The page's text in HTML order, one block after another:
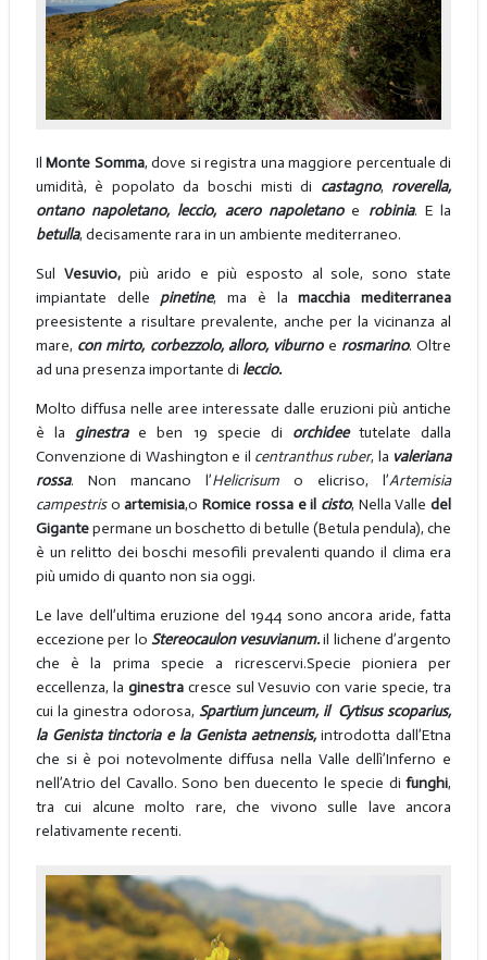
IlMonte Somma, dove si registra una maggiore percentuale di
umidità, è popolato da boschi misti di castagno, roverella,
ontano napoletano, leccio, acero napoletanoe robinia. E la
betulla, decisamente rara in un ambiente mediterraneo.
Sul Vesuvio, più arido e più esposto al sole, sono state
impiantate delle pinetine, ma è lamacchia mediterranea
preesistente a risultare prevalente, anche per la vicinanza al
mare, con mirto, corbezzolo, alloro, viburnoe rosmarino. Oltre
ad una presenza importante di leccio.
Molto diffusa nelle aree interessate dalle eruzioni più antiche
è la ginestrae ben 19 specie di orchidee tutelate dalla
Convenzione di Washington e il centranthus ruber, la valeriana
rossa. Non mancano l’Helicrisumo elicriso, l’Artemisia
campestrisoartemisia,oRomice rossa e il cisto, Nella Valledel
Gigantepermane un boschetto di betulle (Betula pendula), che
è un relitto dei boschi mesofili prevalenti quando il clima era
più umido di quanto non sia oggi.
Le lave dell’ultima eruzione del 1944 sono ancora aride, fatta
eccezione per lo Stereocaulon vesuvianum.il lichene d’argento
che è la prima specie a ricrescervi.Specie pioniera per
eccellenza, la ginestra cresce sul Vesuvio con varie specie, tra
cui la ginestra odorosa, Spartium junceum, il Cytisus scoparius,
la Genista tinctoria e la Genista aetnensis,introdotta dall’Etna
che si è poi notevolmente diffusa nella Valle dellì’Inferno e
nell’Atrio del Cavallo. Sono ben duecento le specie difunghi,
tra cui alcune molto rare, che vivono sulle lave ancora
relativamente recenti.